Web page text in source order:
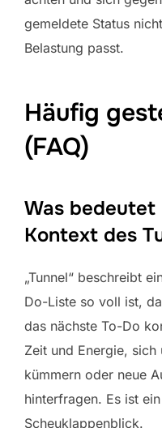
gemeldete Status
Belastung passt.
Häufig
(FAQ)
Was bedeutet
Kontext des
„Tunnel“ beschreibt
Do-Liste so voll ist,
das nächste To-Do
Zeit und Energie,
kümmern oder neue
hinterfragen. Es ist
Scheuklappenblick.